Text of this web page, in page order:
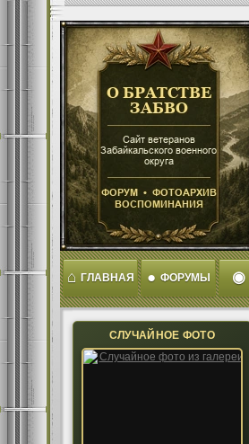
⌂ ГЛАВНАЯ ● ФОРУМЫ ◉
СЛУЧАЙНОЕ ФОТО